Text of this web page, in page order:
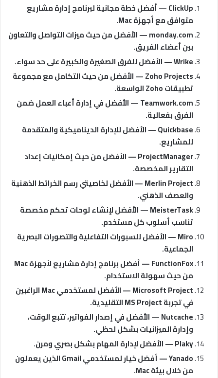
ClickUp — أفضل خطة مجانية لبرنامج إدارة مشاريع
متوافق مع أجهزة Mac.
monday.com — الأفضل من حيث ميزات التواصل والتعاون
بين أعضاء الفريق.
Wrike — الأفضل للفرق الصغيرة والكبيرة على حد سواء.
Zoho Projects — الأفضل من حيث التكامل مع مجموعة
تطبيقات Zoho الواسعة.
Teamwork.com — الأفضل في إدارة أعباء العمل ضمن
الفرق بفعالية.
Quickbase — الأفضل للإدارة الديناميكية والمتقدمة
للمشاريع.
ProjectManager — الأفضل من حيث إمكانيات إعداد
التقارير المخصصة.
Merlin Project — الأفضل لخاصيتي رسم الخرائط الذهنية
والعصف الذهني.
MeisterTask — الأفضل لإنشاء لوحات تحكم مخصصة
تناسب أسلوب كل مستخدم.
Miro — الأفضل للسبورات التفاعلية والتصورات البصرية
الجماعية.
FunctionFox — أفضل برنامج إدارة مشاريع لأجهزة Mac
من حيث سهولة الاستخدام.
Microsoft Project — الأفضل لمستخدمي Mac الراغبين
في تجربة MS Project التقليدية.
Nutcache — الأفضل في إصدار الفواتير، تتبع الوقت،
وإدارة الميزانيات بشكل لحظي.
Plaky — الأفضل لإدارة المهام بشكل بصري ومرن.
Yanado — أفضل خيار لمستخدمي Gmail الذين يعملون
من خلال بيئة Mac.